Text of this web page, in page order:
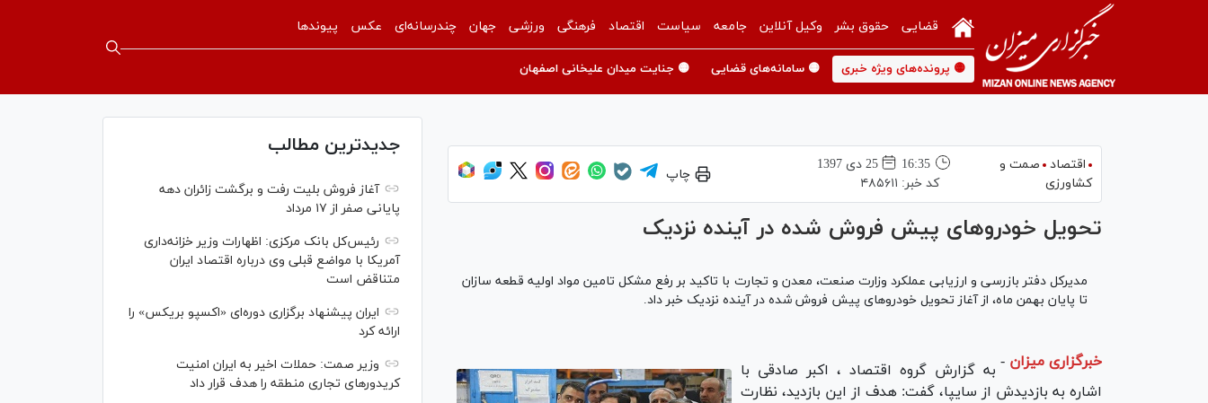
قضایی حقوق بشر وکیل آنلاین جامعه سیاست اقتصاد فرهنگی ورزشی جهان چندرسانه‌ای عکس پیوندها
🟡 پرونده‌های ویژه خبری 🟡 سامانه‌های قضایی 🟡 جنایت میدان علیخانی اصفهان
اقتصاد
صمت و
کشاورزی
16:35
25 دی 1397
کد خبر: ۴۸۵۶۱۱
چاپ
تحویل خودروهای پیش فروش شده در آینده نزدیک
مدیرکل دفتر بازرسی و ارزیابی عملکرد وزارت صنعت، معدن و تجارت با تاکید بر رفع مشکل تامین مواد اولیه قطعه سازان
تا پایان بهمن ماه، از آغاز تحویل خودروهای پیش فروش شده در آینده نزدیک خبر داد.
خبرگزاری میزان - به گزارش گروه اقتصاد ، اکبر صادقی با
اشاره به بازدیدش از سایپا، گفت: هدف از این بازدید، نظارت
جدیدترین مطالب
آغاز فروش بلیت رفت و برگشت زائران دهه
پایانی صفر از ۱۷ مرداد
رئیس‌کل بانک مرکزی: اظهارات وزیر خزانه‌داری
آمریکا با مواضع قبلی وی درباره اقتصاد ایران
متناقض است
ایران پیشنهاد برگزاری دوره‌ای «اکسپو بریکس» را
ارائه کرد
وزیر صمت: حملات اخیر به ایران امنیت
کریدورهای تجاری منطقه را هدف قرار داد